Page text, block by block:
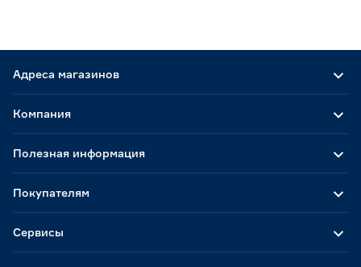
Адреса магазинов
Компания
Полезная информация
Покупателям
Сервисы